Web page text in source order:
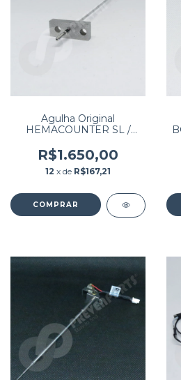
Agulha Original
HEMACOUNTER SL /
HEMARAY 86
R$1.650,00
12 x de R$167,21